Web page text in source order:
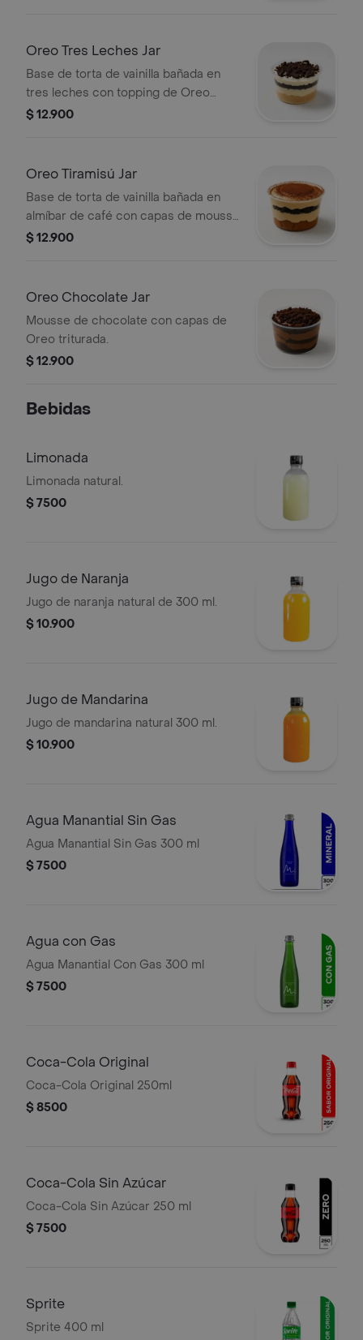
Oreo Tres Leches Jar
Base de torta de vainilla bañada en
tres leches con topping de Oreo
triturada.
$ 12.900
Oreo Tiramisú Jar
Base de torta de vainilla bañada en
almíbar de café con capas de mousse
de tiramisú y Oreo.
$ 12.900
Oreo Chocolate Jar
Mousse de chocolate con capas de
Oreo triturada.
$ 12.900
Bebidas
Limonada
Limonada natural.
$ 7500
Jugo de Naranja
Jugo de naranja natural de 300 ml.
$ 10.900
Jugo de Mandarina
Jugo de mandarina natural 300 ml.
$ 10.900
Agua Manantial Sin Gas
Agua Manantial Sin Gas 300 ml
$ 7500
Agua con Gas
Agua Manantial Con Gas 300 ml
$ 7500
Coca-Cola Original
Coca-Cola Original 250ml
$ 8500
Coca-Cola Sin Azúcar
Coca-Cola Sin Azúcar 250 ml
$ 7500
Sprite
Sprite 400 ml